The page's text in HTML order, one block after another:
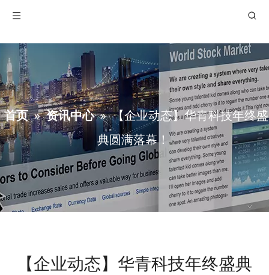
首页 »资讯中心 »【企业动态】华青科技年终盛
典圆满落幕！
【企业动态】华青科技年终盛典